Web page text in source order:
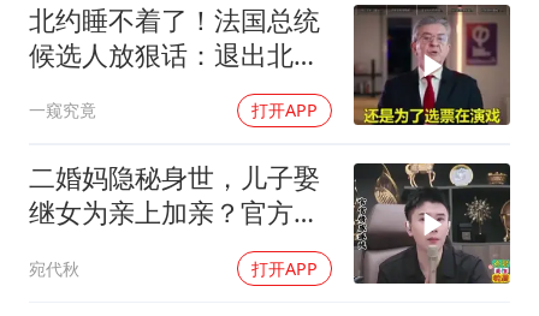
北约睡不着了！法国总统
候选人放狠话：退出北
一窥究竟 打开APP
二婚妈隐秘身世，儿子娶
继女为亲上加亲？官方怒
宛代秋 打开APP